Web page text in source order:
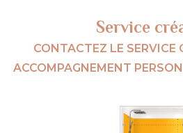
Service
CONTACTEZ LE SERVICE
ACCOMPAGNEMENT